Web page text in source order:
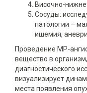
Височно-
Сосуды:
патологии –
ишемия,
Проведение МР-
вещество в
диагностического
визуализирует
места появления